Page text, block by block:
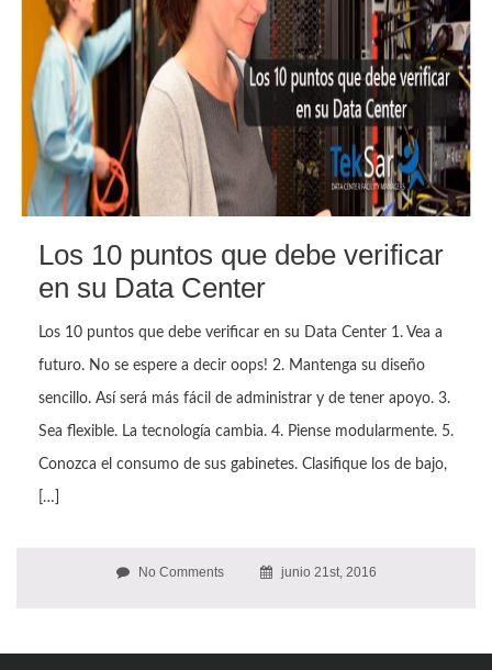
Los 10 puntos que debe verificar
en su Data Center
Los 10 puntos que debe verificar en su Data Center 1. Vea a
futuro. No se espere a decir oops! 2. Mantenga su diseño
sencillo. Así será más fácil de administrar y de tener apoyo. 3.
Sea flexible. La tecnología cambia. 4. Piense modularmente. 5.
Conozca el consumo de sus gabinetes. Clasifique los de bajo,
[…]
No Comments junio 21st, 2016